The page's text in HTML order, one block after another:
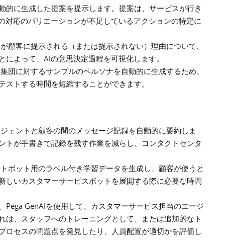
に生成した提案を提示します。提案は、サービスが行き
対応のバリエーションが不足しているアクションの特定に
顧客に提示される（または提示されない）理由について、
によって、 AIの意思決定過程を可視化します。
団に対するサンプルのペルソナを自動的に生成するため、
トする時間を短縮することができます。
ェントと顧客の間のメッセージ記録を自動的に要約しま
が手書きで記録を残す作業を減らし、コンタクトセンタ
ボット用のラベル付き学習データを生成し、顧客が使うと
いカスタマーサービスボットを展開する際に必要な時間
Pega GenAIを使用して、カスタマーサービス担当のエージ
、スタッフへのトレーニングとして、または追加的なト
セスの問題点を発見したり、人員配置が適切かを評価し